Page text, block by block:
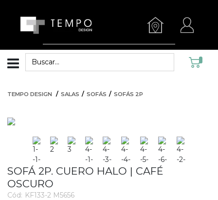
TEMPO DESIGN SALAS SOFÁS SOFÁS 2P
SOFÁ 2P. CUERO HALO | CAFÉ
OSCURO
Cód: KF133-2 M5656